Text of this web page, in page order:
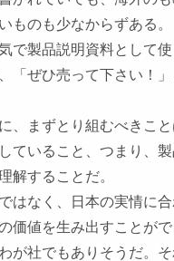
ものも少なからずある。
で製品説明資料として
「ぜひ売って下さい！
、
まずとり組むべきこ
ていること、つまり、
解することだ。
はなく、日本の実情に
価値を生み出すことが
が社でもありそうだ。